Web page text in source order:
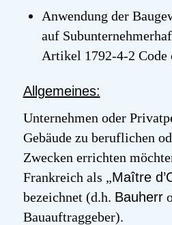
Anwendung der
auf
Artikel 1792-4-2 Code
Allgemeines:
Unternehmen oder
Gebäude zu beruflichen
Zwecken errichten
Frankreich als „Maître
bezeichnet (d.h. Bauherr
Bauauftraggeber).